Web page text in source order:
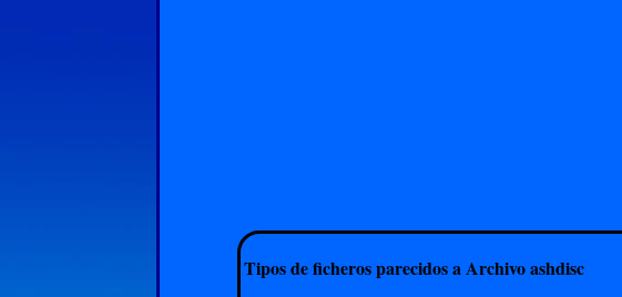
Tipos de ficheros parecidos a Archivo ashdisc